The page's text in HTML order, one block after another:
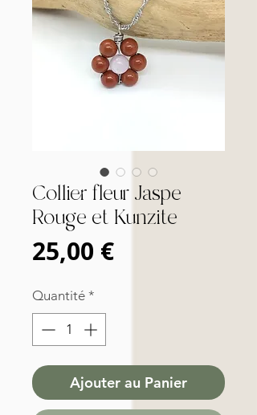
Collier fleur Jaspe
Rouge et Kunzite
25,00 €Prix
Quantité *
Ajouter au Panier